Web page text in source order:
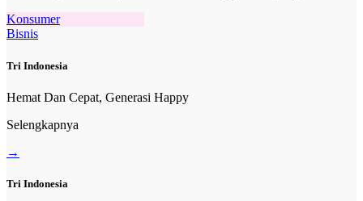
Konsumer
Bisnis
Tri Indonesia
Hemat Dan Cepat, Generasi Happy
Selengkapnya
→
Tri Indonesia